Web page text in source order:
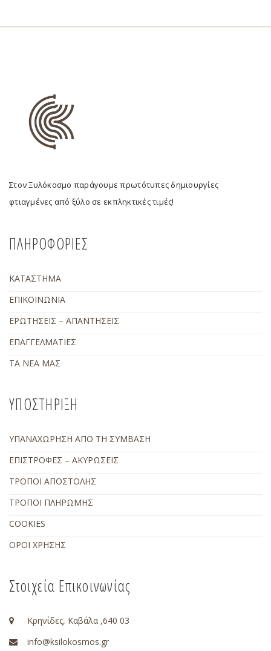
Στον Ξυλόκοσμο παράγουμε πρωτότυπες δημιουργίες
φτιαγμένες από ξύλο σε εκπληκτικές τιμές!
ΠΛΗΡΟΦΟΡΙΕΣ
ΚΑΤΑΣΤΗΜΑ
ΕΠΙΚΟΙΝΩΝΙΑ
ΕΡΩΤΗΣΕΙΣ – ΑΠΑΝΤΗΣΕΙΣ
ΕΠΑΓΓΕΛΜΑΤΙΕΣ
ΤΑ ΝΕΑ ΜΑΣ
ΥΠΟΣΤΗΡΙΞΗ
ΥΠΑΝΑΧΩΡΗΣΗ ΑΠΟ ΤΗ ΣΥΜΒΑΣΗ
ΕΠΙΣΤΡΟΦΕΣ – ΑΚΥΡΩΣΕΙΣ
ΤΡΟΠΟΙ ΑΠΟΣΤΟΛΗΣ
ΤΡΟΠΟΙ ΠΛΗΡΩΜΗΣ
COOKIES
ΟΡΟΙ ΧΡΗΣΗΣ
Στοιχεία Επικοινωνίας
Κρηνίδες, Καβάλα ,640 03
info@ksilokosmos.gr